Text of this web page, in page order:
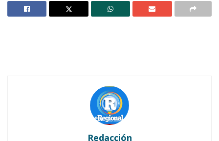
Imagen: México Deconocido
No Content Available
Redacción